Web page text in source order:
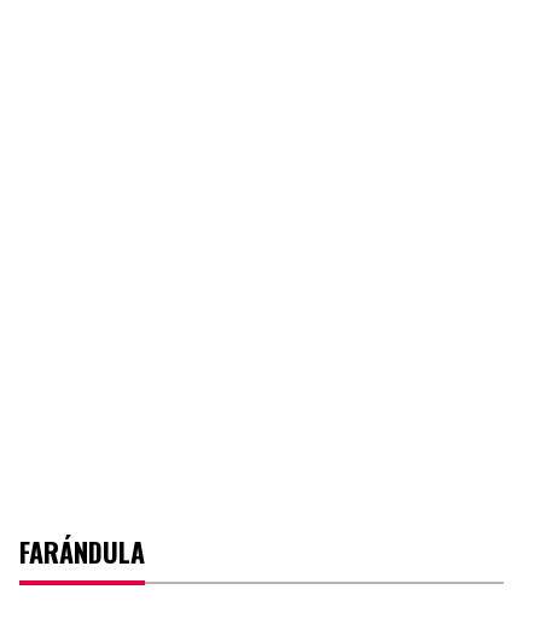
FARÁNDULA